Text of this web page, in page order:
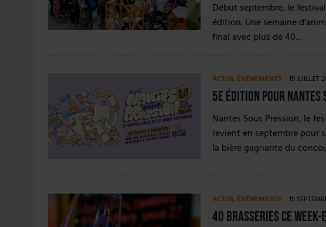
Début septembre, le
édition. Une semaine
final avec plus de 40…
ACTUS, ÉVÉNEMENTS 19 JUILLET
5e édition pour Nantes
Nantes Sous Pression, le
revient en septembre pour
la bière gagnante du
ACTUS, ÉVÉNEMENTS 15
40 brasseries ce